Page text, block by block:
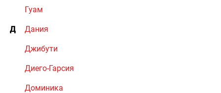
Гуам
Д Дания
Джибути
Диего-Гарсия
Доминика